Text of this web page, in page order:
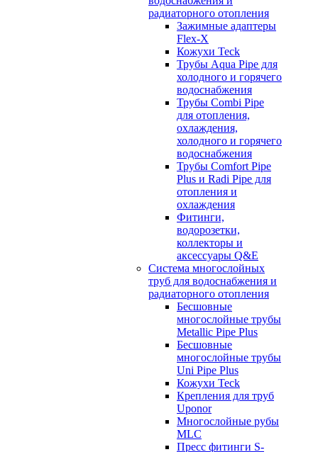
радиаторного отопления
Зажимные адаптеры
Flex-X
Кожухи Teck
Трубы Aqua Pipe для
холодного и горячего
водоснабжения
Трубы Combi Pipe
для отопления,
охлаждения,
холодного и горячего
водоснабжения
Трубы Comfort Pipe
Plus и Radi Pipe для
отопления и
охлаждения
Фитинги,
водорозетки,
коллекторы и
аксессуары Q&E
Система многослойных
труб для водоснабжения и
радиаторного отопления
Бесшовные
многослойные трубы
Metallic Pipe Plus
Бесшовные
многослойные трубы
Uni Pipe Plus
Кожухи Teck
Крепления для труб
Uponor
Многослойные рубы
MLC
Пресс фитинги S-